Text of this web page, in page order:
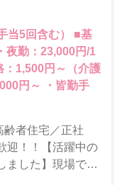
5回含む） ■基
夜勤：23,000円/1
：1,500円～（介護
円～ ・皆勤手
齢者住宅／正社
迎！！【活躍中の
ました】現場で11